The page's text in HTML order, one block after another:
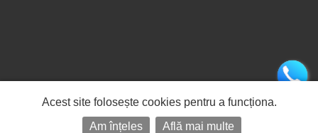
Acest site folosește cookies pentru a funcționa.
Am înțeles
Află mai multe